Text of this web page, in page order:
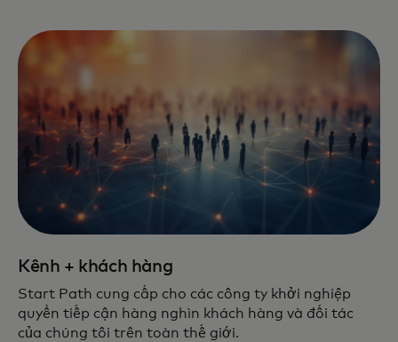
Kênh + khách hàng
Start Path cung cấp cho các công ty khởi nghiệp
quyền tiếp cận hàng nghìn khách hàng và đối tác
của chúng tôi trên toàn thế giới.